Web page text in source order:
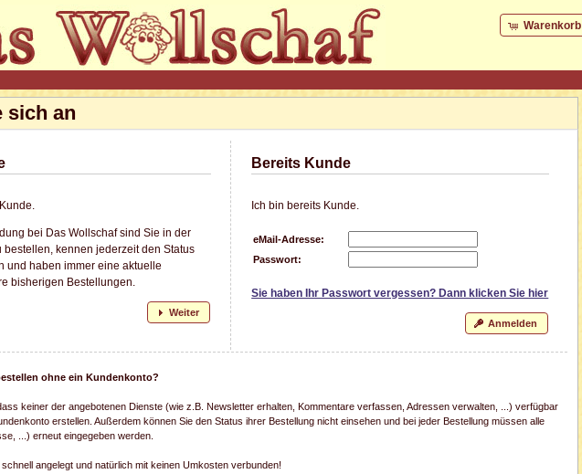
Warenkorb
sich an
bei Das Wollschaf sind Sie in der
bestellen, kennen jederzeit den Status
und haben immer eine aktuelle
bisherigen Bestellungen.
Weiter
Bereits Kunde
Ich bin bereits Kunde.
eMail-Adresse:
Passwort:
Sie haben Ihr Passwort vergessen? Dann klicken Sie hier
Anmelden
ohne ein Kundenkonto?
keiner der angebotenen Dienste (wie z.B. Newsletter erhalten, Kommentare verfassen, Adressen verwalten, ...) verfügbar
erstellen. Außerdem können Sie den Status ihrer Bestellung nicht einsehen und bei jeder Bestellung müssen alle
...) erneut eingegeben werden.
angelegt und natürlich mit keinen Umkosten verbunden!